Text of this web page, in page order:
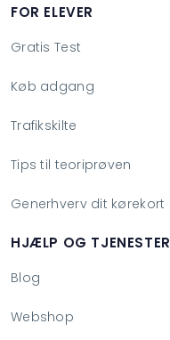
FOR ELEVER
Gratis Test
Køb adgang
Trafikskilte
Tips til teoriprøven
Generhverv dit kørekort
HJÆLP OG TJENESTER
Blog
Webshop